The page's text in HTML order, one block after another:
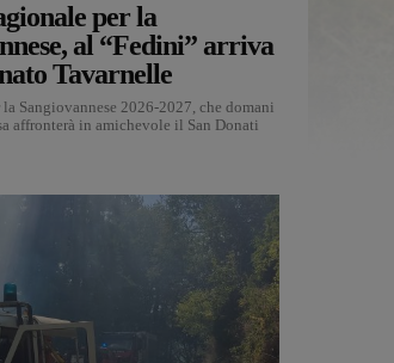
per la
al “Fedini” arriva
Tavarnelle
la Sangiovannese 2026-2027, che domani
affronterà in amichevole il San Donati